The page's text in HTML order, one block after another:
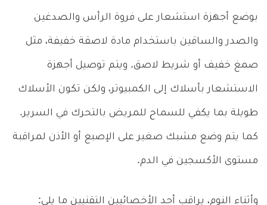
بوضع أجهزة استشعار على فروة الرأس والصدغين
والصدر والساقين باستخدام مادة لاصقة خفيفة، مثل
صمغ خفيف أو شريط لاصق. ويتم توصيل أجهزة
الاستشعار بأسلاك إلى الكمبيوتر، ولكن تكون الأسلاك
طويلة بما يكفي للسماح للمريض بالتحرك في السرير.
كما يتم وضع مشبك صغير على الإصبع أو الأذن لمراقبة
مستوى الأكسجين في الدم.
وأثناء النوم، يراقب أحد الأخصائيين التقنيين ما يلي: